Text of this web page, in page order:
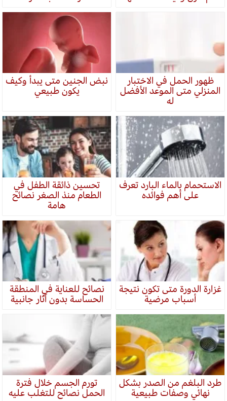
ظهور الحمل في الاختبار
المنزلي متى الموعد الأفضل
له
نبض الجنين متى يبدأ وكيف
يكون طبيعي
الاستحمام بالماء البارد تعرف
على أهم فوائده
تحسين ذائقة الطفل في
الطعام منذ الصغر نصائح
هامة
غزارة الدورة متى تكون نتيجة
أسباب مرضية
نصائح للعناية في المنطقة
الحساسة بدون آثار جانبية
طرد البلغم من الصدر بشكل
نهائي وصفات طبيعية
تورم الجسم خلال فترة
الحمل نصائح للتغلب عليه